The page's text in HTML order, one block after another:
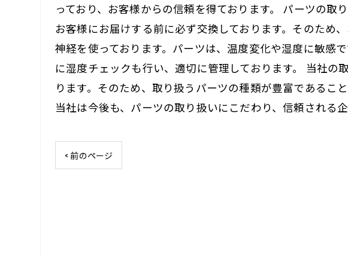
っており、お客様からの信頼を得ております。 パーツの取
お客様にお届けする前に必ず交換しております。そのため
神経を使っております。パーツは、温度変化や湿度に敏感
に湿度チェックも行い、適切に管理しております。 当社
ります。そのため、取り扱うパーツの種類が豊富であるこ
当社は今後も、パーツの取り扱いにこだわり、信頼される
< 前のページ